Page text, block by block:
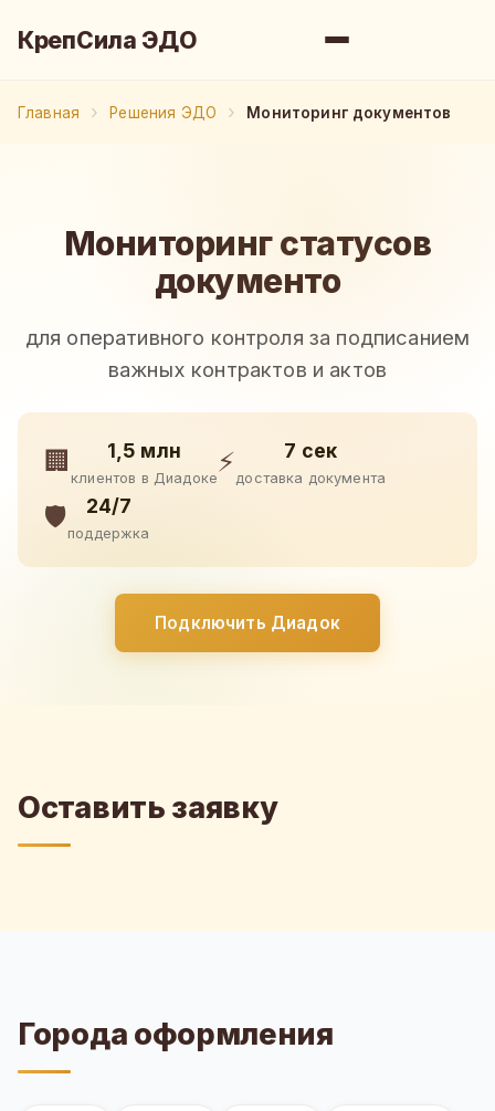
КрепСила ЭДО
Главная Решения ЭДО Мониторинг документов
Мониторинг статусов
документо
для оперативного контроля за подписанием
важных контрактов и актов
🏢 1,5 млн
клиентов в Диадоке
⚡ 7 сек
доставка документа
🛡️ 24/7
поддержка
Подключить Диадок
Оставить заявку
Города оформления